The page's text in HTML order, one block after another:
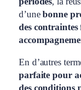
d’unebonne
des contraintes
En d’autres
parfaite pour
des conditions